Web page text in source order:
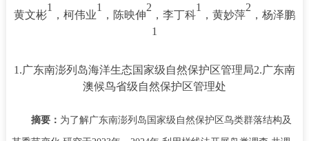
黄文彬
1
，柯伟业
1
，陈映伸
2
，李丁科
1
，黄妙萍
2
，杨泽鹏
1
1.广东南澎列岛海洋生态国家级自然保护区管理局2.广东南
澳候鸟省级自然保护区管理处
摘要： 为了解广东南澎列岛国家级自然保护区鸟类群落结构及